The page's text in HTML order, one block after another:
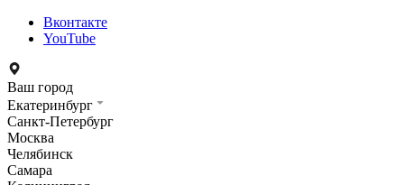
Вконтакте
YouTube
Ваш город
Екатеринбург
Санкт-Петербург
Москва
Челябинск
Самара